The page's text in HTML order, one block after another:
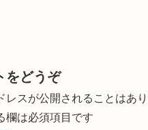
をどうぞ
レスが公開されることはあり
欄は必須項目です